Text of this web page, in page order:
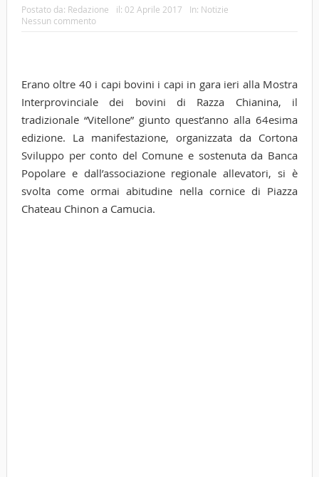
Postato da: Redazione il: 02 Aprile 2017 In: Notizie
Nessun commento
Erano oltre 40 i capi bovini i capi in gara ieri alla Mostra
Interprovinciale dei bovini di Razza Chianina, il
tradizionale “Vitellone” giunto quest’anno alla 64esima
edizione. La manifestazione, organizzata da Cortona
Sviluppo per conto del Comune e sostenuta da Banca
Popolare e dall’associazione regionale allevatori, si è
svolta come ormai abitudine nella cornice di Piazza
Chateau Chinon a Camucia.